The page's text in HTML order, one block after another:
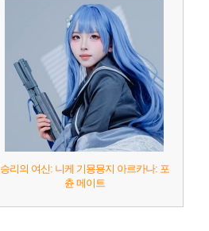
승리의 여신: 니케 기묭묭지 아르카나: 포
츈 메이트